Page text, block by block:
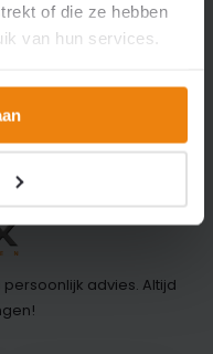
of die ze hebben
van hun services.
266 990
advies. Altijd